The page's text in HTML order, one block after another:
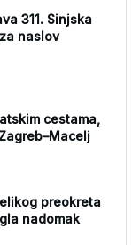
311. Sinjska
naslov
cestama,
preokreta
nadomak